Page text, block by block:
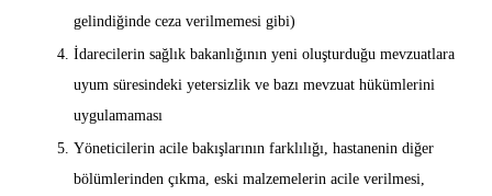
gelindiğinde ceza verilmemesi gibi)
İdarecilerin sağlık bakanlığının yeni oluşturduğu mevzuatlara
uyum süresindeki yetersizlik ve bazı mevzuat hükümlerini
uygulamaması
Yöneticilerin acile bakışlarının farklılığı, hastanenin diğer
bölümlerinden çıkma, eski malzemelerin acile verilmesi,